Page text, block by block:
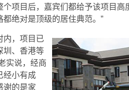
项目后，嘉宾们都给予该项目高
绝对是顶级的居住典范。”
内，项目已
圳、香港等
实说，经商
经小有成
谢的是家